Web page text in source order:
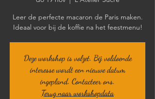
Leer de perfecte macaron de Paris maken.
Deze workshop is volzet. Bij voldoende
interesse wordt een nieuwe datum
ingepland. Contacteer ons.
Terug naar workshopdata